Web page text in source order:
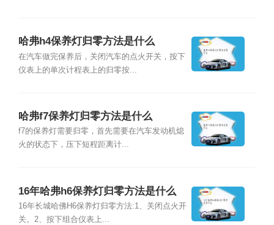
哈弗h4保养灯归零方法是什么
在汽车做完保养后，关闭汽车的点火开关，按下
仪表上的单次计程表上的归零按...
哈弗f7保养灯归零方法是什么
f7的保养灯需要归零，首先需要在汽车发动机熄
火的状态下，压下短程距离计...
16年哈弗h6保养灯归零方法是什么
16年长城哈佛H6保养灯归零方法:1、关闭点火开
关。2、按下组合仪表上...